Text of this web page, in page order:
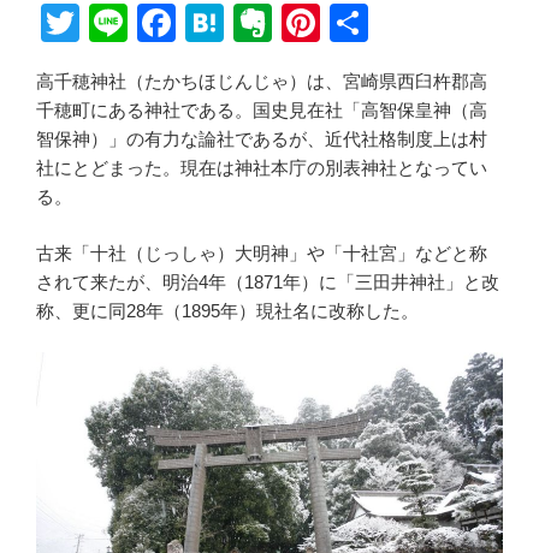
T
wi
tt
er
Li
e
F
c
e
b
o
k
H
e
n
a
E
er
n
ot
Pi
nt
er
e
st
有
高千穂神社（たかちほじんじゃ）は、宮崎県西臼杵郡高
千穂町にある神社である。国史見在社「高智保皇神（高
智保神）」の有力な論社であるが、近代社格制度上は村
社にとどまった。現在は神社本庁の別表神社となってい
る。
古来「十社（じっしゃ）大明神」や「十社宮」などと称
されて来たが、明治4年（1871年）に「三田井神社」と改
称、更に同28年（1895年）現社名に改称した。